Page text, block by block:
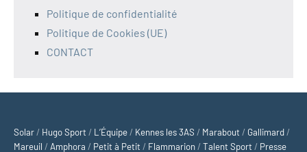
Politique de confidentialité
Politique de Cookies (UE)
CONTACT
Solar/ Hugo Sport / L’Équipe/ Kennes les 3AS / Marabout / Gallimard/
Mareuil /Amphora / Petit à Petit / Flammarion/Talent Sport / Presse